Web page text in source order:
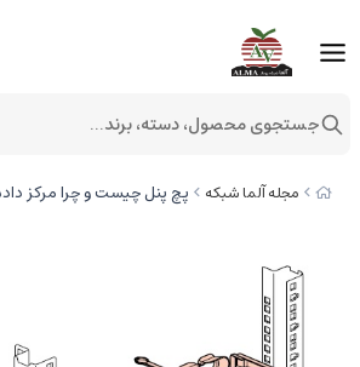
مجله آلما شبکه پچ پنل چیست و چرا مرکز
جستجوی محصول، دسته، برند...